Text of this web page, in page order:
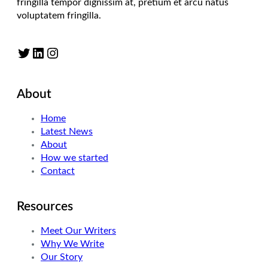
fringilla tempor dignissim at, pretium et arcu natus
voluptatem fringilla.
Twitter LinkedIn Instagram
About
Home
Latest News
About
How we started
Contact
Resources
Meet Our Writers
Why We Write
Our Story